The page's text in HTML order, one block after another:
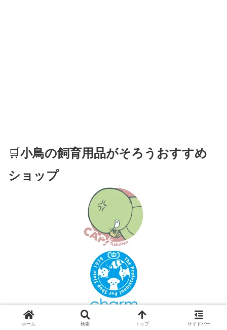
🛒小鳥の飼育用品がそろうおすすめ
ショップ
ホーム 検索 トップ サイドバー